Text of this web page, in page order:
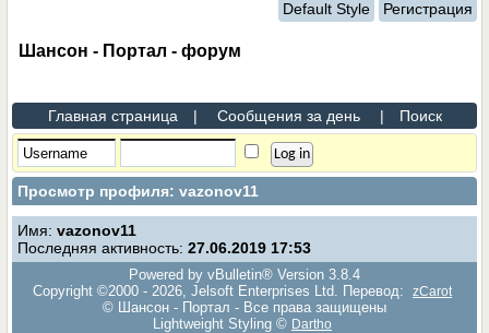
Default Style Регистрация
Шансон - Портал - форум
Главная страница | Сообщения за день | Поиск
Просмотр профиля: vazonov11
Имя:vazonov11
Последняя активность: 27.06.2019 17:53
Powered by vBulletin® Version 3.8.4
Copyright ©2000 - 2026, Jelsoft Enterprises Ltd. Перевод:
zCarot
© Шансон - Портал - Все права защищены
Lightweight Styling © Dartho